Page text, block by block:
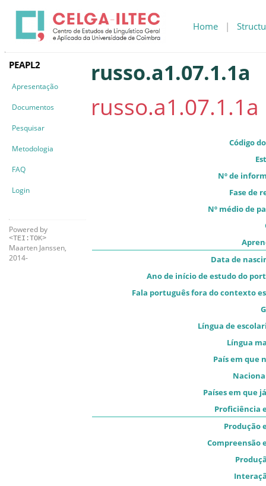
Home |
PEAPL2
Apresentação
Documentos
Pesquisar
Metodologia
FAQ
Login
Powered by
<TEI:TOK>
Maarten Janssen,
2014-
russo.a1.07.1.1a
russo.a1.07.1.1a
Código
Nº de
Fase de
Nº médio de
Data de
Ano de início de estudo do
Fala português fora do contexto
Língua de
Língua
País em que
Países em que
Proficiência
Produção
Compreensão